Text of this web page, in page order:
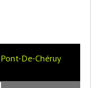
De-Chéruy